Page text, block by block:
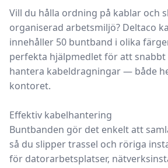
Vill du hålla ordning på kablar och
organiserad arbetsmiljö? Deltaco
innehåller 50 buntband i olika
perfekta hjälpmedlet för att
hantera kabeldragningar — både
kontoret.
Effektiv kabelhantering
Buntbanden gör det enkelt att
så du slipper trassel och röriga
för datorarbetsplatser,